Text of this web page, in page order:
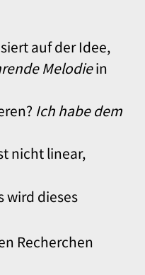
auf der Idee,
Melodiein
Ich habe dem
nicht linear,
wird dieses
Recherchen